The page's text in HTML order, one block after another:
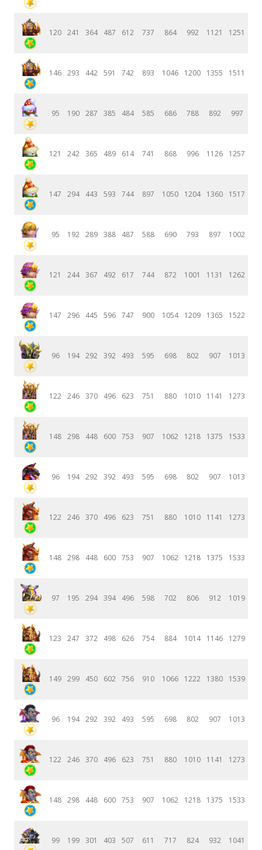
120 241 364 487 612 737 864 992 1121 1251
146 293 442 591 742 893 1046 1200 1355 1511
95 190 287 385 484 585 686 788 892 997
121 242 365 489 614 741 868 996 1126 1257
147 294 443 593 744 897 1050 1204 1360 1517
95 192 289 388 487 588 690 793 897 1002
121 244 367 492 617 744 872 1001 1131 1262
147 296 445 596 747 900 1054 1209 1365 1522
96 194 292 392 493 595 698 802 907 1013
122 246 370 496 623 751 880 1010 1141 1273
148 298 448 600 753 907 1062 1218 1375 1533
96 194 292 392 493 595 698 802 907 1013
122 246 370 496 623 751 880 1010 1141 1273
148 298 448 600 753 907 1062 1218 1375 1533
97 195 294 394 496 598 702 806 912 1019
123 247 372 498 626 754 884 1014 1146 1279
149 299 450 602 756 910 1066 1222 1380 1539
96 194 292 392 493 595 698 802 907 1013
122 246 370 496 623 751 880 1010 1141 1273
148 298 448 600 753 907 1062 1218 1375 1533
99 199 301 403 507 611 717 824 932 1041